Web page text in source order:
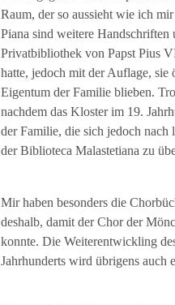
Raum, der so aussieht wie ich
Piana sind weitere Handschriften
Privatbibliothek von Papst Pius
hatte, jedoch mit der Auflage,
Eigentum der Familie blieben.
nachdem das Kloster im 19.
der Familie, die sich jedoch nach
der Biblioteca Malastetiana zu
Mir haben besonders die
deshalb, damit der Chor der
konnte. Die Weiterentwickling
Jahrhunderts wird übrigens auch